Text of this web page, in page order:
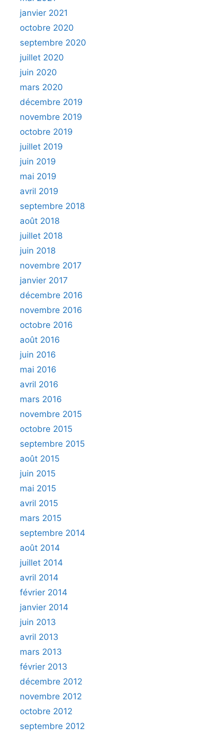
janvier 2021
octobre 2020
septembre 2020
juillet 2020
juin 2020
mars 2020
décembre 2019
novembre 2019
octobre 2019
juillet 2019
juin 2019
mai 2019
avril 2019
septembre 2018
août 2018
juillet 2018
juin 2018
novembre 2017
janvier 2017
décembre 2016
novembre 2016
octobre 2016
août 2016
juin 2016
mai 2016
avril 2016
mars 2016
novembre 2015
octobre 2015
septembre 2015
août 2015
juin 2015
mai 2015
avril 2015
mars 2015
septembre 2014
août 2014
juillet 2014
avril 2014
février 2014
janvier 2014
juin 2013
avril 2013
mars 2013
février 2013
décembre 2012
novembre 2012
octobre 2012
septembre 2012